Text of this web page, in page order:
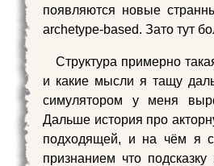
появляются новые
archetype-based. Зато тут
Структура примерно
и какие мысли я тащу
симулятором у меня
Дальше история про
подходящей, и на чём я
признанием что